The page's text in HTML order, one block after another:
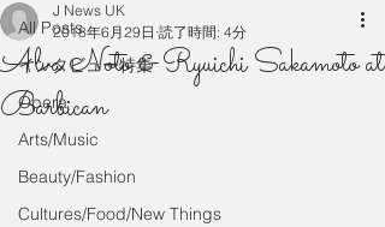
All Posts
インタビュー特集
Opera
Arts/Music
Beauty/Fashion
Cultures/Food/New Things
Alva Noto & Ryuichi Sakamoto at
Barbican
J News UK
2018年6月29日 読了時間: 4分